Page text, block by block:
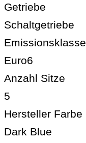
Getriebe
Schaltgetriebe
Emissionsklasse
Euro6
Anzahl Sitze
5
Hersteller Farbe
Dark Blue